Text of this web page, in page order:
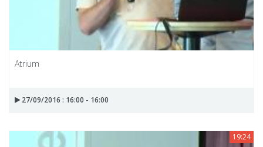
Atrium
27/09/2016 : 16:00 - 16:00
19:24